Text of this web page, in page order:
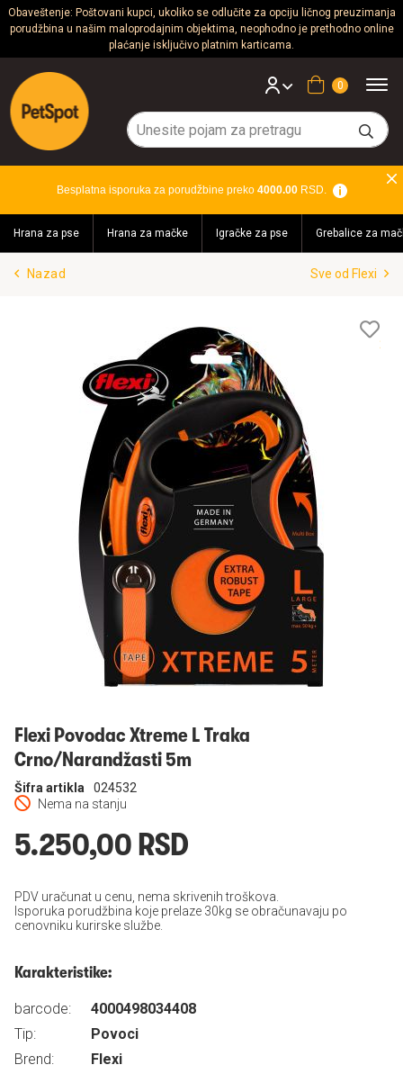
Obaveštenje: Poštovani kupci, ukoliko se odlučite za opciju ličnog preuzimanja
porudžbina u našim maloprodajnim objektima, neophodno je prethodno online
plaćanje isključivo platnim karticama.
Psi
Mačke
Glodari
Akvaristika
Teraristika
Brendovi
Akcija!
Korpa
Besplatna isporuka za porudžbine preko 4000.00RSD.
Hrana za pse Hrana za mačke Igračke za pse Grebalice za
Nazad Sve od Flexi
Flexi Povodac Xtreme L Traka
Crno/Narandžasti 5m
Nema na stanju
Šifra artikla 024532
5.250,00 RSD
PDV uračunat u cenu, nema skrivenih troškova.
Isporuka porudžbina koje prelaze 30kg se obračunavaju po
cenovniku kurirske službe.
Karakteristike:
barcode:
4000498034408
Tip:
Povoci
Brend:
Flexi